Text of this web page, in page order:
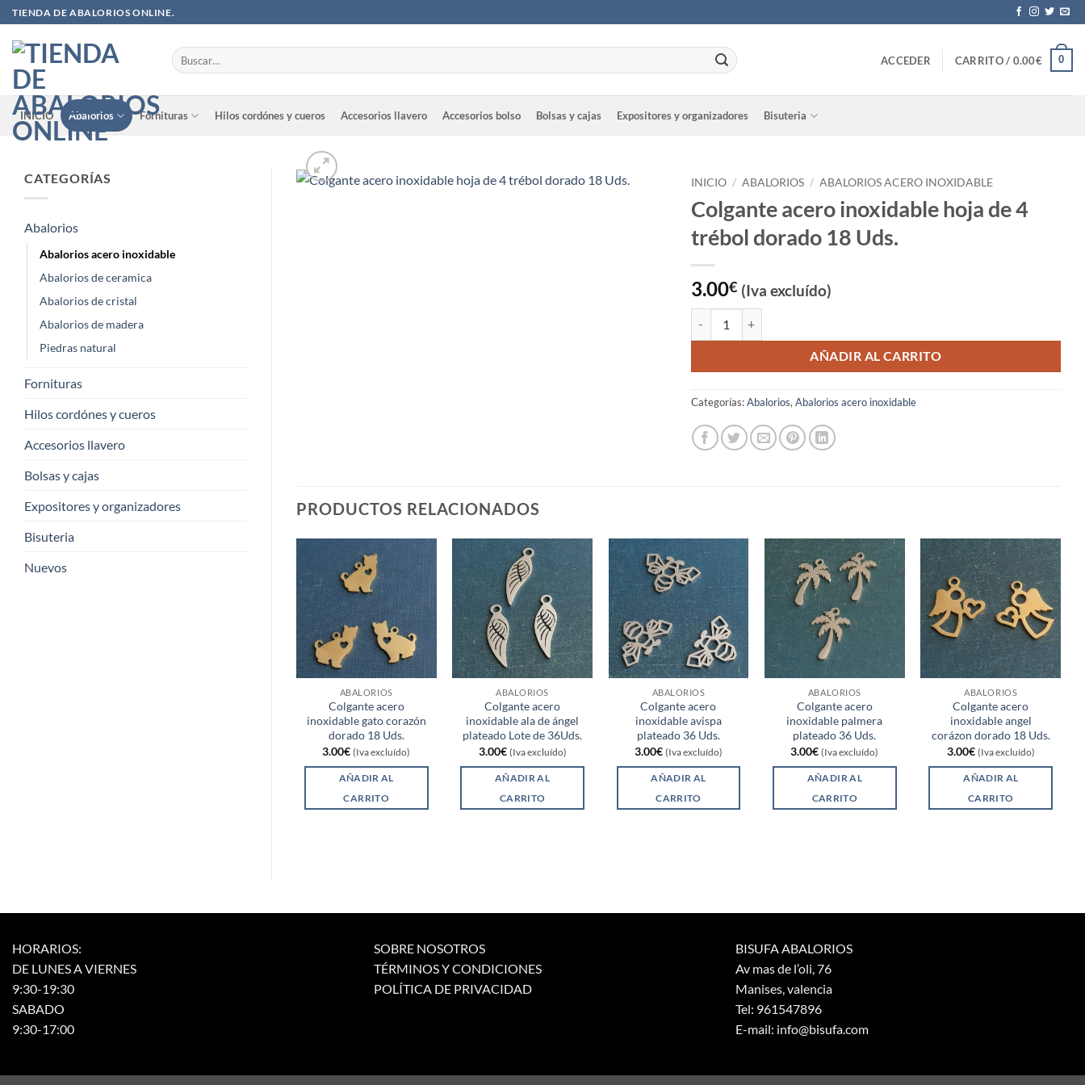
Saltar
al
contenido
TIENDA DE ABALORIOS ONLINE.
Buscar
por:
ACCEDER CARRITO / 0.00€ 0
INICIO Abalorios Fornituras Hilos cordónes y cueros Accesorios llavero Accesorios bolso Bolsas y cajas Expositores y organizadores Bisuteria
CATEGORÍAS
Abalorios
Abalorios acero inoxidable
Abalorios de ceramica
Abalorios de cristal
Abalorios de madera
Piedras natural
Fornituras
Hilos cordónes y cueros
Accesorios llavero
Bolsas y cajas
Expositores y organizadores
Bisuteria
Nuevos
INICIO / ABALORIOS / ABALORIOS ACERO INOXIDABLE
Colgante acero inoxidable hoja de 4
trébol dorado 18 Uds.
3.00€ (Iva excluído)
AÑADIR AL CARRITO
Categorías:Abalorios, Abalorios acero inoxidable
PRODUCTOS RELACIONADOS
ABALORIOS
Colgante acero
inoxidable gato corazón
dorado 18 Uds.
3.00€ (Iva excluído)
AÑADIR AL
CARRITO
ABALORIOS
Colgante acero
inoxidable ala de ángel
plateado Lote de 36Uds.
3.00€ (Iva excluído)
AÑADIR AL
CARRITO
ABALORIOS
Colgante acero
inoxidable avispa
plateado 36 Uds.
3.00€ (Iva excluído)
AÑADIR AL
CARRITO
ABALORIOS
Colgante acero
inoxidable palmera
plateado 36 Uds.
3.00€ (Iva excluído)
AÑADIR AL
CARRITO
ABALORIOS
Colgante acero
inoxidable angel
corázon dorado 18 Uds.
3.00€ (Iva excluído)
AÑADIR AL
CARRITO
HORARIOS:
DE LUNES A VIERNES
9:30-19:30
SABADO
9:30-17:00
SOBRE NOSOTROS
TÉRMINOS Y CONDICIONES
POLÍTICA DE PRIVACIDAD
BISUFA ABALORIOS
Av mas de l’oli, 76
Manises, valencia
Tel: 961547896
E-mail: info@bisufa.com